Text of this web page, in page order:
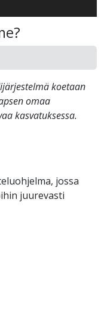
koetaan
omaa
kasvatuksessa.
jossa
juurevasti